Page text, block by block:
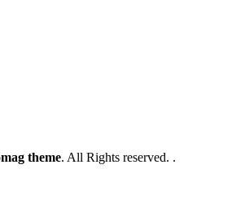
theme. All Rights reserved. .